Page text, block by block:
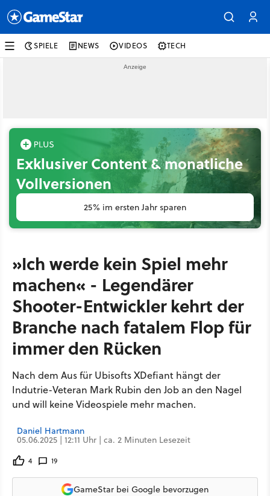
SPIELE NEWS VIDEOS TECH
Exklusiver Content & monatliche
Vollversionen
25% im ersten Jahr sparen
»Ich werde kein Spiel mehr
machen« - Legendärer
Shooter-Entwickler kehrt der
Branche nach fatalem Flop für
immer den Rücken
Nach dem Aus für Ubisofts XDefiant hängt der
Indutrie-Veteran Mark Rubin den Job an den Nagel
und will keine Videospiele mehr machen.
Daniel Hartmann
05.06.2025 | 12:11 Uhr | ca. 2 Minuten Lesezeit
4 19
GameStar bei Google bevorzugen